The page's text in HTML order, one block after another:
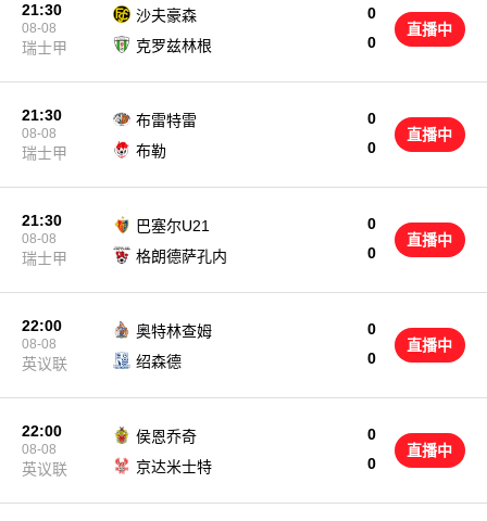
21:30
08-08
瑞士甲
沙夫豪森
0
0
克罗兹林根
直播中
21:30
08-08
瑞士甲
布雷特雷
0
0
布勒
直播中
21:30
08-08
瑞士甲
巴塞尔U21
0
0
格朗德萨孔内
直播中
22:00
08-08
英议联
奥特林查姆
0
0
绍森德
直播中
22:00
08-08
英议联
侯恩乔奇
0
0
京达米士特
直播中